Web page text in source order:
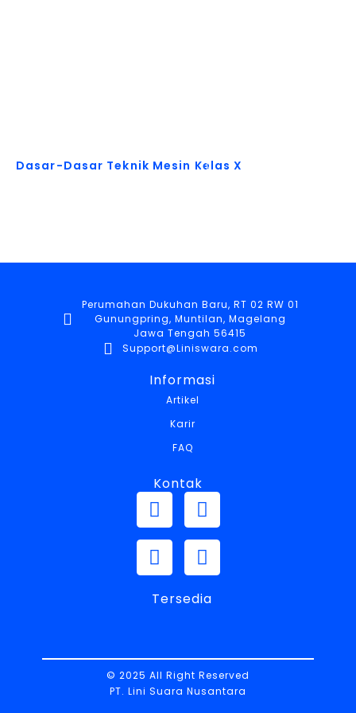
Dasar-Dasar Teknik Mesin Kelas X
Perumahan Dukuhan Baru, RT 02 RW 01
Gunungpring, Muntilan, Magelang
Jawa Tengah 56415
Support@Liniswara.com
Informasi
Artikel
Karir
FAQ
Kontak
Tersedia
© 2025 All Right Reserved
PT. Lini Suara Nusantara